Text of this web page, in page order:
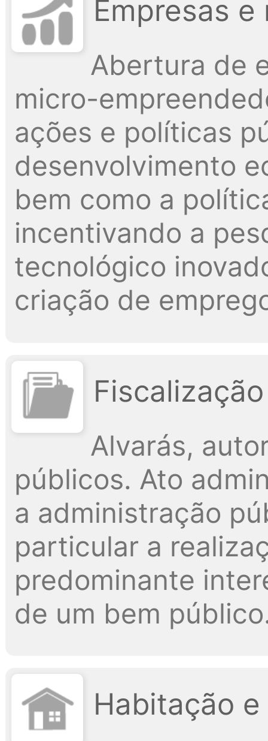
Empresas
Abertura de
micro-
ações e políticas
desenvolvimento
bem como a
incentivando a
tecnológico
criação de
Alvarás,
públicos. Ato
a administração
particular a
predominante
de um bem
Habitação